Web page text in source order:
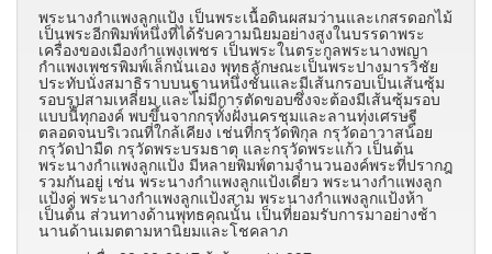
พระนางกำแพงลูกแป้ง เป็นพระเนื้อดินผสมว่านและเกสรดอกไม้
เป็นพระอีกพิมพ์หนึ่งที่ได้รับความนิยมอย่างสูงในบรรดาพระ
เครื่องของเมืองกำแพงเพชร เป็นพระในตระกูลพระนางพญา
กำแพงเพชรพิมพ์เล็กนั่นเอง พุทธลักษณะเป็นพระปางมารวิชัย
ประทับนั่งสมาธิราบบนฐานหนึ่งชั้นและมีเส้นกรอบเป็นเส้นซุ้ม
รอบรูปสามเหลี่ยม และไม่มีการตัดขอบซึ่งจะต้องมีเส้นซุ้มรอบ
แบบนี้ทุกองค์ พบขึ้นจากกรุทั้งฝั่งนครชุมและลานทุ่งเศรษฐี
ตลอดจนบริเวณที่ใกล้เคียง เช่นที่กรุวัดพิกุล กรุวัดอาวาสน้อย
กรุวัดป่ามืด กรุวัดพระบรมธาตุ และกรุวัดพระแก้ว เป็นต้น
พระนางกำแพงลูกแป้ง มีหลายพิมพ์ตามจำนวนองค์พระที่ปรากฎ
รวมกันอยู่ เช่น พระนางกำแพงลูกแป้งเดี่ยว พระนางกำแพงลูก
แป้งคู่ พระนางกำแพงลูกแป้งสาม พระนางกำแพงลูกแป้งห้า
เป็นต้น ส่วนทางด้านพุทธคุณนั้น เป็นที่ยอมรับการมาอย่างช้า
นานด้านเมตตามหานิยมและโชคลาภ